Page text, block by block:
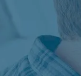
日本語
Nederlands